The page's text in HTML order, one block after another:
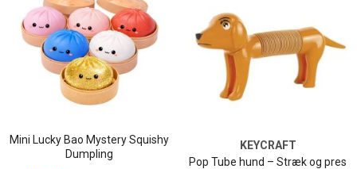
Mini Lucky Bao Mystery Squishy
Dumpling
KEYCRAFT
Pop Tube hund – Stræk og pres